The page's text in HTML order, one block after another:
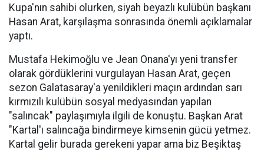
Kupa'nın sahibi olurken, siyah beyazlı kulübün başkanı
Hasan Arat, karşılaşma sonrasında önemli açıklamalar
yaptı.
Mustafa Hekimoğlu ve Jean Onana'yı yeni transfer
olarak gördüklerini vurgulayan Hasan Arat, geçen
sezon Galatasaray'a yenildikleri maçın ardından sarı
kırmızılı kulübün sosyal medyasından yapılan
"salıncak" paylaşımıyla ilgili de konuştu. Başkan Arat
"Kartal'ı salıncağa bindirmeye kimsenin gücü yetmez.
Kartal gelir burada gerekeni yapar ama biz Beşiktaş